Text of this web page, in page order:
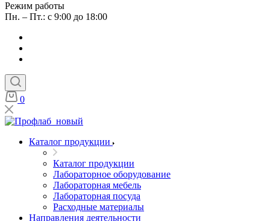
Режим работы
Пн. – Пт.: с 9:00 до 18:00
0
Каталог продукции
Каталог продукции
Лабораторное оборудование
Лабораторная мебель
Лабораторная посуда
Расходные материалы
Направления деятельности